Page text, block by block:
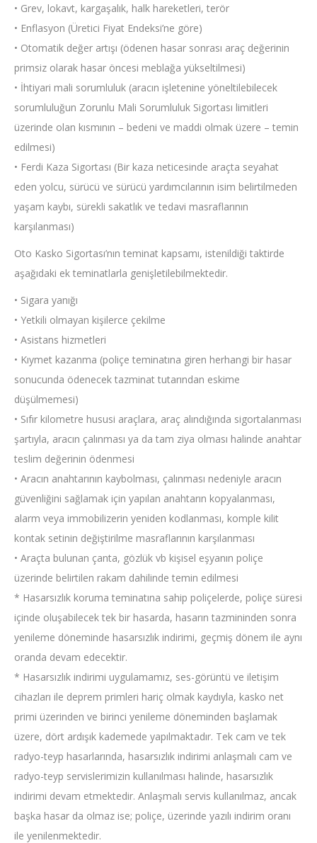
• Grev, lokavt, kargaşalık, halk hareketleri, terör
• Enflasyon (Üretici Fiyat Endeksi’ne göre)
• Otomatik değer artışı (ödenen hasar sonrası araç değerinin
primsiz olarak hasar öncesi meblağa yükseltilmesi)
• İhtiyari mali sorumluluk (aracın işletenine yöneltilebilecek
sorumluluğun Zorunlu Mali Sorumluluk Sigortası limitleri
üzerinde olan kısmının – bedeni ve maddi olmak üzere – temin
edilmesi)
• Ferdi Kaza Sigortası (Bir kaza neticesinde araçta seyahat
eden yolcu, sürücü ve sürücü yardımcılarının isim belirtilmeden
yaşam kaybı, sürekli sakatlık ve tedavi masraflarının
karşılanması)
Oto Kasko Sigortası’nın teminat kapsamı, istenildiği taktirde
aşağıdaki ek teminatlarla genişletilebilmektedir.
• Sigara yanığı
• Yetkili olmayan kişilerce çekilme
• Asistans hizmetleri
• Kıymet kazanma (poliçe teminatına giren herhangi bir hasar
sonucunda ödenecek tazminat tutarından eskime
düşülmemesi)
• Sıfır kilometre hususi araçlara, araç alındığında sigortalanması
şartıyla, aracın çalınması ya da tam ziya olması halinde anahtar
teslim değerinin ödenmesi
• Aracın anahtarının kaybolması, çalınması nedeniyle aracın
güvenliğini sağlamak için yapılan anahtarın kopyalanması,
alarm veya immobilizerin yeniden kodlanması, komple kilit
kontak setinin değiştirilme masraflarının karşılanması
• Araçta bulunan çanta, gözlük vb kişisel eşyanın poliçe
üzerinde belirtilen rakam dahilinde temin edilmesi
* Hasarsızlık koruma teminatına sahip poliçelerde, poliçe süresi
içinde oluşabilecek tek bir hasarda, hasarın tazmininden sonra
yenileme döneminde hasarsızlık indirimi, geçmiş dönem ile aynı
oranda devam edecektir.
* Hasarsızlık indirimi uygulamamız, ses-görüntü ve iletişim
cihazları ile deprem primleri hariç olmak kaydıyla, kasko net
primi üzerinden ve birinci yenileme döneminden başlamak
üzere, dört ardışık kademede yapılmaktadır. Tek cam ve tek
radyo-teyp hasarlarında, hasarsızlık indirimi anlaşmalı cam ve
radyo-teyp servislerimizin kullanılması halinde, hasarsızlık
indirimi devam etmektedir. Anlaşmalı servis kullanılmaz, ancak
başka hasar da olmaz ise; poliçe, üzerinde yazılı indirim oranı
ile yenilenmektedir.